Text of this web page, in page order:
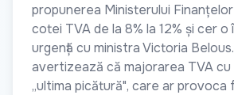
propunerea Ministerului
cotei TVA de la 8% la 12% și cer o
urgență cu ministra Victoria
avertizează că majorarea TVA
„ultima picătură", care ar provoca